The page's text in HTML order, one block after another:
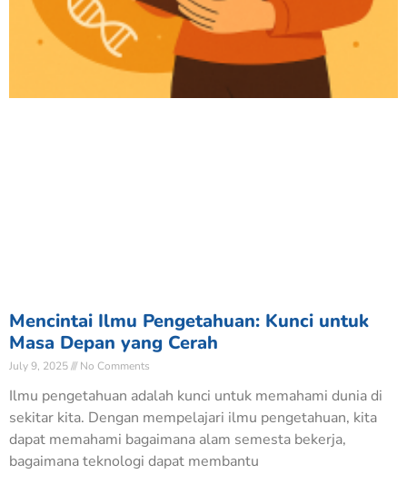
Mencintai Ilmu Pengetahuan: Kunci untuk
Masa Depan yang Cerah
July 9, 2025 No Comments
Ilmu pengetahuan adalah kunci untuk memahami dunia di
sekitar kita. Dengan mempelajari ilmu pengetahuan, kita
dapat memahami bagaimana alam semesta bekerja,
bagaimana teknologi dapat membantu